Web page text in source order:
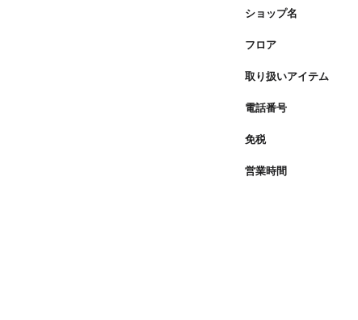
ショップ名
フロア
取り扱いアイテム
電話番号
免税
営業時間